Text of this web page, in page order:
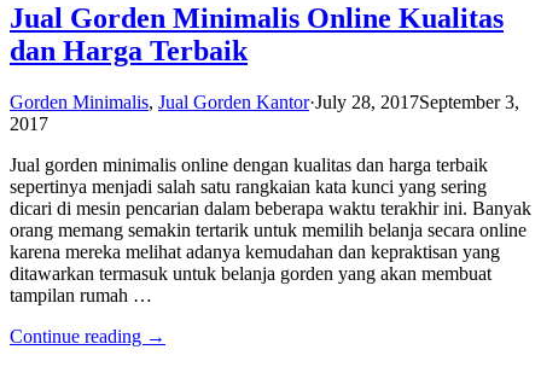
Jual Gorden Minimalis Online Kualitas
dan Harga Terbaik
Gorden Minimalis, Jual Gorden Kantor·July 28, 2017September 3,
2017
Jual gorden minimalis online dengan kualitas dan harga terbaik
sepertinya menjadi salah satu rangkaian kata kunci yang sering
dicari di mesin pencarian dalam beberapa waktu terakhir ini. Banyak
orang memang semakin tertarik untuk memilih belanja secara online
karena mereka melihat adanya kemudahan dan kepraktisan yang
ditawarkan termasuk untuk belanja gorden yang akan membuat
tampilan rumah …
Continue reading →